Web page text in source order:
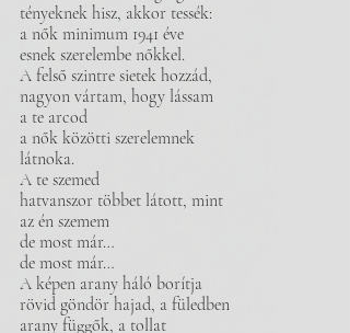
tényeknek hisz, akkor tessék:
a nők minimum 1941 éve
esnek szerelembe nőkkel.
A felső szintre sietek hozzád,
nagyon vártam, hogy lássam
a te arcod
a nők közötti szerelemnek
látnoka.
A te szemed
hatvanszor többet látott, mint
az én szemem
de most már…
de most már…
A képen arany háló borítja
rövid göndör hajad, a füledben
arany függők, a tollat